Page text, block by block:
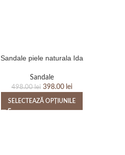
Sandale piele naturala Ida
Sandale
498.00lei 398.00 lei
SELECTEAZĂ OPȚIUNILE